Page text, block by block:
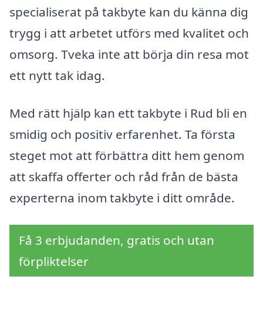
specialiserat på takbyte kan du känna dig
trygg i att arbetet utförs med kvalitet och
omsorg. Tveka inte att börja din resa mot
ett nytt tak idag.
Med rätt hjälp kan ett takbyte i Rud bli en
smidig och positiv erfarenhet. Ta första
steget mot att förbättra ditt hem genom
att skaffa offerter och råd från de bästa
experterna inom takbyte i ditt område.
Få 3 erbjudanden, gratis och utan
förpliktelser